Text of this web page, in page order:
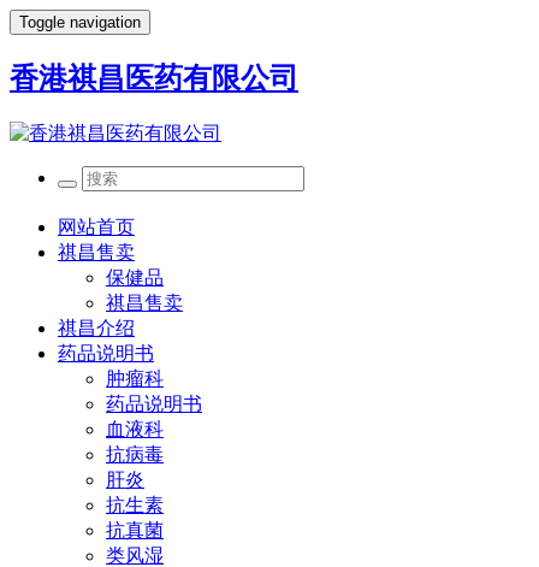
Toggle navigation
香港祺昌医药有限公司
网站首页
祺昌售卖
保健品
祺昌售卖
祺昌介绍
药品说明书
肿瘤科
药品说明书
血液科
抗病毒
肝炎
抗生素
抗真菌
类风湿